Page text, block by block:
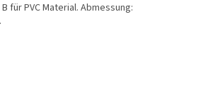
für PVC Material. Abmessung: